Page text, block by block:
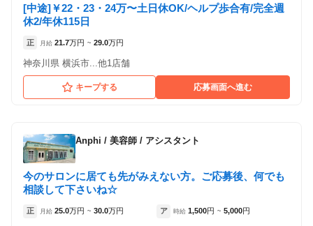
[中途]￥22・23・24万〜土日休OK/ヘルプ歩合有/完全週
休2/年休115日
正 月給 21.7万円 ~ 29.0万円
神奈川県 横浜市...他1店舗
キープする 応募画面へ進む
Anphi / 美容師 / アシスタント
今のサロンに居ても先がみえない方。ご応募後、何でも
相談して下さいね☆
正 月給 25.0万円 ~ 30.0万円 ア 時給 1,500円 ~ 5,000円